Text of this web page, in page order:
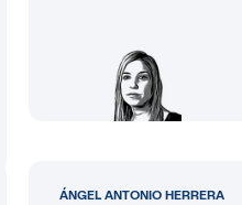
ÁNGEL ANTONIO HERRERA